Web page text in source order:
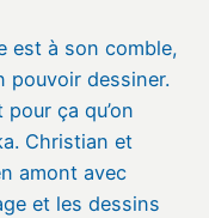
est à son comble,
pouvoir dessiner.
ça qu’on
Christian et
amont avec
et les dessins